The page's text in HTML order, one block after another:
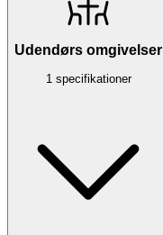
Udendørs omgivelser
1 specifikationer